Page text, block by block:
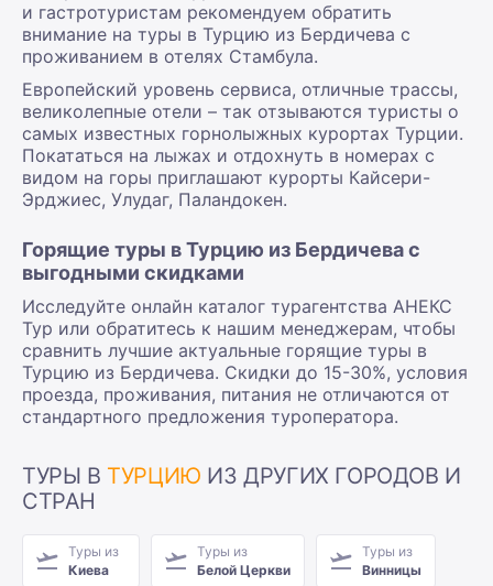
и гастротуристам рекомендуем обратить
внимание на туры в Турцию из Бердичева с
проживанием в отелях Стамбула.
Европейский уровень сервиса, отличные трассы,
великолепные отели – так отзываются туристы о
самых известных горнолыжных курортах Турции.
Покататься на лыжах и отдохнуть в номерах с
видом на горы приглашают курорты Кайсери-
Эрджиес, Улудаг, Паландокен.
Горящие туры в Турцию из Бердичева с
выгодными скидками
Исследуйте онлайн каталог турагентства АНЕКС
Тур или обратитесь к нашим менеджерам, чтобы
сравнить лучшие актуальные горящие туры в
Турцию из Бердичева. Скидки до 15-30%, условия
проезда, проживания, питания не отличаются от
стандартного предложения туроператора.
ТУРЫ В ТУРЦИЮ ИЗ ДРУГИХ ГОРОДОВ И
СТРАН
Туры из
Киева
Туры из
Белой Церкви
Туры из
Винницы